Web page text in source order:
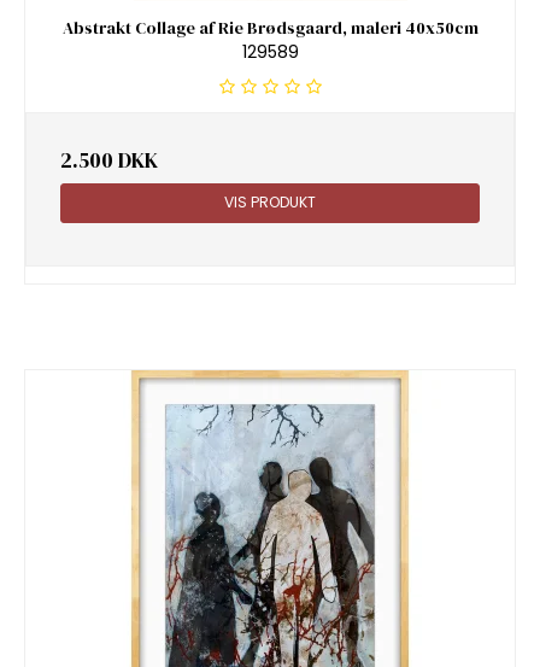
Abstrakt Collage af Rie Brødsgaard, maleri 40x50cm
129589
2.500 DKK
VIS PRODUKT